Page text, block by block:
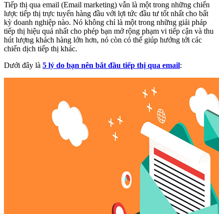
Tiếp thị qua email (Email marketing) vẫn là một trong những chiến
lược tiếp thị trực tuyến hàng đầu với lợi tức đầu tư tốt nhất cho bất
kỳ doanh nghiệp nào. Nó không chỉ là một trong những giải pháp
tiếp thị hiệu quả nhất cho phép bạn mở rộng phạm vi tiếp cận và thu
hút lượng khách hàng lớn hơn, nó còn có thể giúp hướng tới các
chiến dịch tiếp thị khác.
Dưới đây là 5 lý do bạn nên bắt đầu tiếp thị qua email: